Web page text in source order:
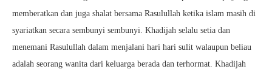
memberatkan dan juga shalat bersama Rasulullah ketika islam masih di
syariatkan secara sembunyi sembunyi. Khadijah selalu setia dan
menemani Rasulullah dalam menjalani hari hari sulit walaupun beliau
adalah seorang wanita dari keluarga berada dan terhormat. Khadijah